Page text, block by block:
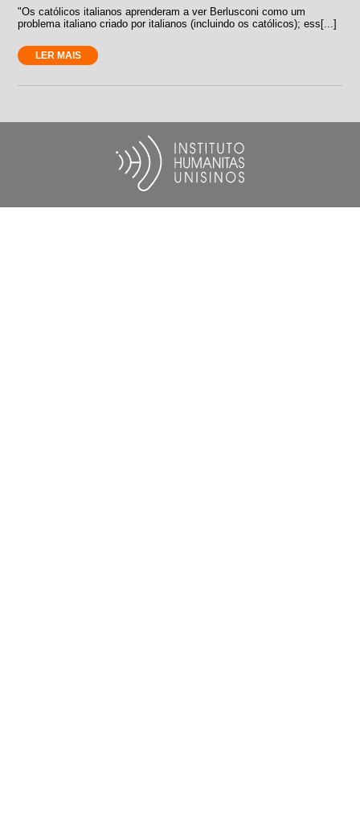
"Os católicos italianos aprenderam a ver Berlusconi como um
problema italiano criado por italianos (incluindo os católicos); ess[...]
LER MAIS